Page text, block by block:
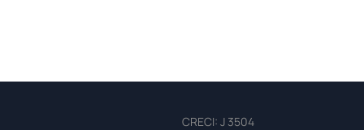
CRECI: J 3504